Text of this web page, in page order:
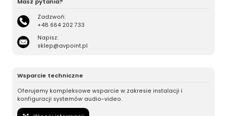
Zadzwoń:
+48 664 202 733
Napisz:
sklep@avpoint.pl
Wsparcie techniczne
Oferujemy kompleksowe wsparcie w zakresie instalacji i
konfiguracji systemów audio-video.